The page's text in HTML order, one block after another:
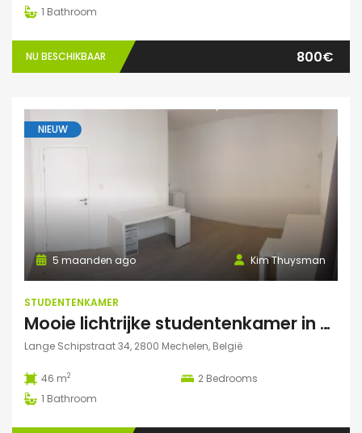
1 Bathroom
NU BESCHIKBAAR 800€
NIEUW
Kim Thuysman
5 maanden ago
STUDENTENKAMER
Mooie lichtrijke studentenkamer in hartje Mechelen! (46m2, 2 pers mogelijk)
Lange Schipstraat 34, 2800 Mechelen, België
46 m2 2 Bedrooms
1 Bathroom